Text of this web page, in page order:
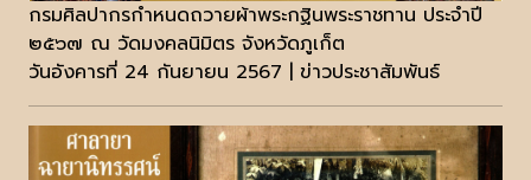
กรมศิลปากรกำหนดถวายผ้าพระกฐินพระราชทาน ประจำปี
๒๕๖๗ ณ วัดมงคลนิมิตร จังหวัดภูเก็ต
วันอังคารที่ 24 กันยายน 2567 | ข่าวประชาสัมพันธ์